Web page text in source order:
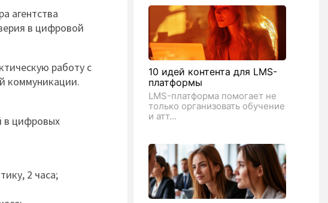
агентства
в цифровой
работу с
коммуникации.
в цифровых
2 часа;
10 идей контента для LMS-
платформы
LMS-платформа помогает не
только организовать обучение
и атт...